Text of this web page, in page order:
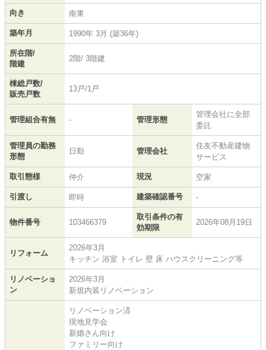
向き 南東
築年月 1990年 3月 (築36年)
所在階/
階建
2階/ 3階建
棟総戸数/
販売戸数
13戸/1戸
管理組合有無 - 管理形態
管理会社に全部
委託
管理員の勤務
形態
日勤 管理会社
住友不動産建物
サービス
取引態様 仲介 現況 空家
引渡し 即時 建築確認番号 -
物件番号 103466379
取引条件の有
効期限
2026年08月19日
リフォーム
2026年3月
キッチン 浴室 トイレ 壁 床 ハウスクリーニング等
リノベーショ
ン
2026年3月
新規内装リノベーション
リノベーション済
現地見学会
新婚さん向け
ファミリー向け